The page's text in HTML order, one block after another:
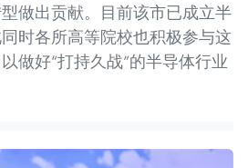
做出贡献。目前该市已成立半
时各所高等院校也积极参与这
做好“打持久战”的半导体行业